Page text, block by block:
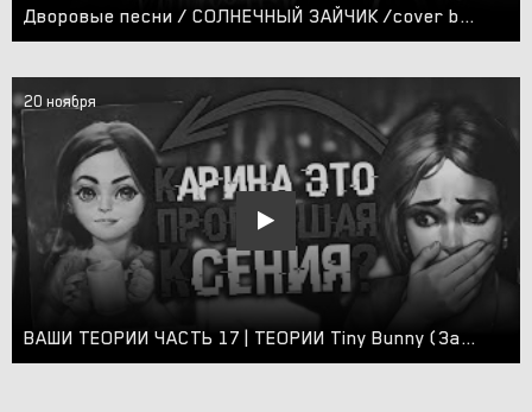
Дворовые песни / СОЛНЕЧНЫЙ ЗАЙЧИК /cover by Алексей Кракин
20 ноября
ВАШИ ТЕОРИИ ЧАСТЬ 17 | ТЕОРИИ Tiny Bunny (Зайчик) | (Карина это Сеня?, Что будет в 5 эпизоде?)